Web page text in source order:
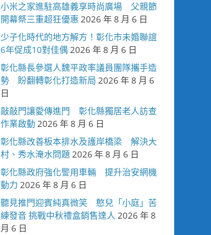
小米之家進駐高雄義享時尚廣場 父親節
開幕祭三重超狂優惠 2026 年 8 月 6 日
少子化時代的地方解方！彰化市未婚聯誼
6年促成10對佳偶 2026 年 8 月 6 日
彰化縣長參選人魏平政率議員團隊攜手造
勢 盼翻轉彰化打造新局 2026 年 8 月 6
日
敲敲門讓愛傳進門 彰化縣獨居老人訪查
作業啟動 2026 年 8 月 6 日
彰化縣改善板本排水及護岸橋梁 解決大
村、秀水淹水問題 2026 年 8 月 6 日
彰化縣政府強化警用車輛 提升治安網機
動力 2026 年 8 月 6 日
聽見推門迎賓純真微笑 憨兒「小庭」苦
練發音 挑戰中秋禮盒銷售達人 2026 年 8
月 6 日